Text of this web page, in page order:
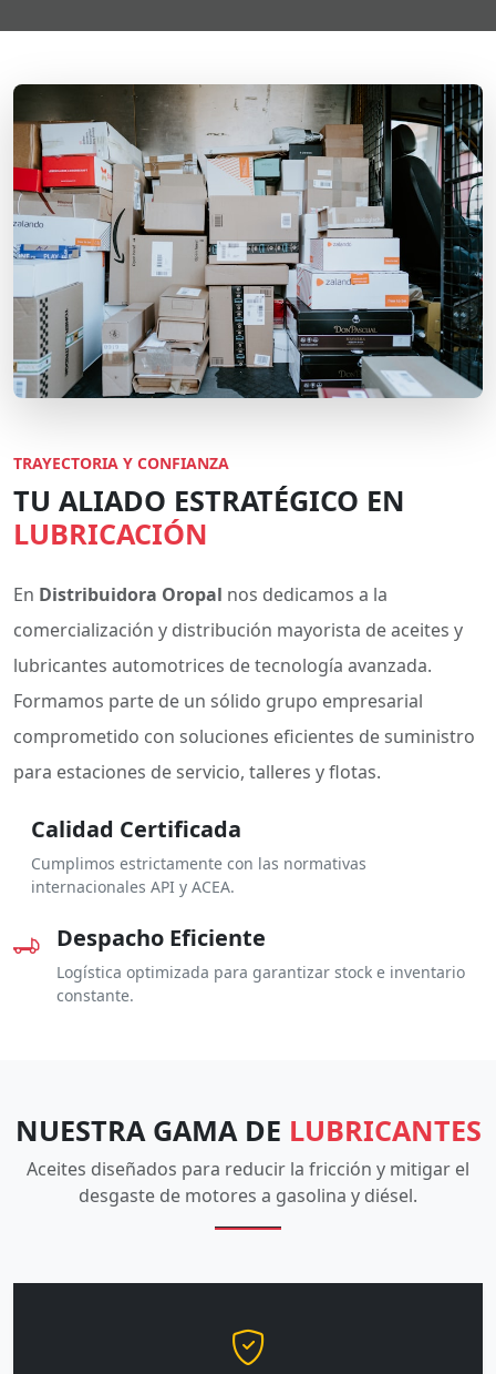
TRAYECTORIA Y CONFIANZA
TU ALIADO ESTRATÉGICO EN
LUBRICACIÓN
En Distribuidora Oropal nos dedicamos a la
comercialización y distribución mayorista de aceites y
lubricantes automotrices de tecnología avanzada.
Formamos parte de un sólido grupo empresarial
comprometido con soluciones eficientes de suministro
para estaciones de servicio, talleres y flotas.
Calidad Certificada
Cumplimos estrictamente con las normativas
internacionales API y ACEA.
Despacho Eficiente
Logística optimizada para garantizar stock e inventario
constante.
NUESTRA GAMA DE LUBRICANTES
Aceites diseñados para reducir la fricción y mitigar el
desgaste de motores a gasolina y diésel.